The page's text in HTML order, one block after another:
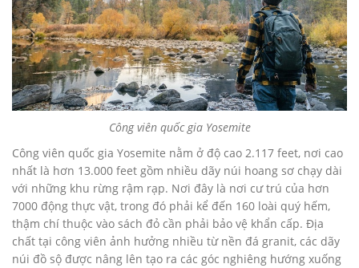
Công viên quốc gia Yosemite
Công viên quốc gia Yosemite nằm ở độ cao 2.117 feet, nơi cao
nhất là hơn 13.000 feet gồm nhiều dãy núi hoang sơ chạy dài
với những khu rừng rậm rạp. Nơi đây là nơi cư trú của hơn
7000 động thực vật, trong đó phải kể đến 160 loài quý hếm,
thậm chí thuộc vào sách đỏ cần phải bảo vệ khẩn cấp. Địa
chất tại công viên ảnh hưởng nhiều từ nền đá granit, các dãy
núi đồ sộ được nâng lên tạo ra các góc nghiêng hướng xuống